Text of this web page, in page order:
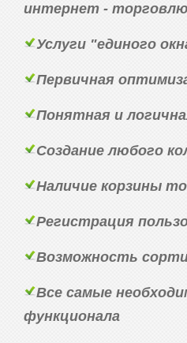
интернет - торговлю
Услуги "единого
Первичная
Понятная и
Создание любого
Наличие корзины
Регистрация
Возможность
Все самые
функционала